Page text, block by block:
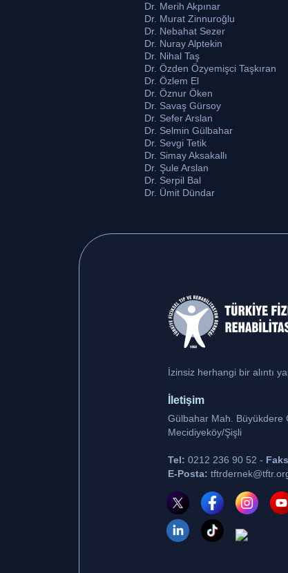
Dr. Merih Akpınar
Dr. Murat Zinnuroğlu
Dr. Nebahat Sezer
Dr. Nuray Alptekin
Dr. Nihal Taş
Dr. Özden Özyemişci Taşkıran
Dr. Özlem El
Dr. Öznur Öken
Dr. Savaş Gürsoy
Dr. Sefer Arslan
Dr. Selmin Gülbahar
Dr. Sevgi Tetik
Dr. Simay Aksakallı
Dr. Şule Arslan
Dr. Serpil Bal
Dr. Ümit Dündar
İzinsiz herhangi bir alıntı
İletişim
Gülbahar Mah. Büyükdere
Mecidiyeköy/Şişli
Tel: 0212 236 90 52 -
E-Posta: